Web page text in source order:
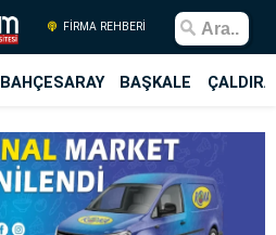
FİRMA REHBERİ
BAHÇESARAY BAŞKALE